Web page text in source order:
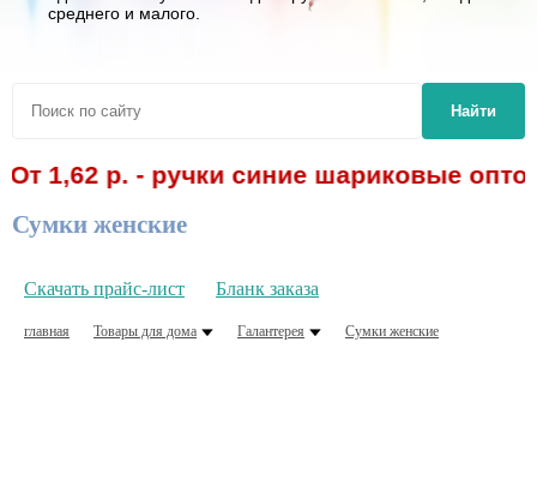
среднего и малого.
Найти
1,62 р. - ручки синие шариковые
Сумки женские
Скачать прайс-лист Бланк заказа
главная Товары для дома Галантерея Сумки женские